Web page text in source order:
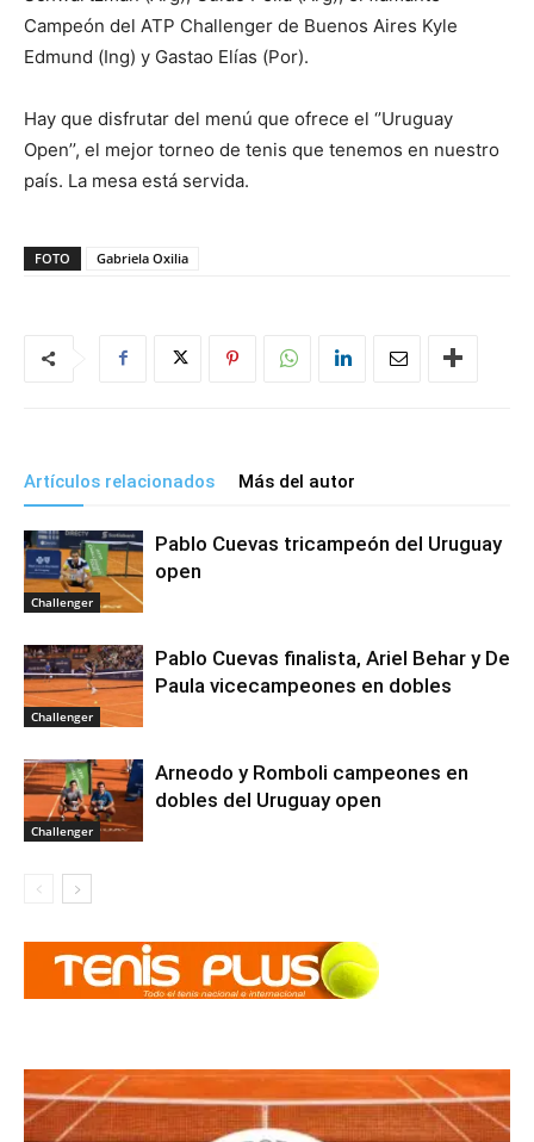
Campeón del ATP Challenger de Buenos Aires Kyle
Edmund (Ing) y Gastao Elías (Por).
Hay que disfrutar del menú que ofrece el ‘’Uruguay
Open’’, el mejor torneo de tenis que tenemos en nuestro
país. La mesa está servida.
FOTO Gabriela Oxilia
Artículos relacionados Más del autor
Challenger
Pablo Cuevas tricampeón del Uruguay
open
Challenger
Pablo Cuevas finalista, Ariel Behar y De
Paula vicecampeones en dobles
Challenger
Arneodo y Romboli campeones en
dobles del Uruguay open